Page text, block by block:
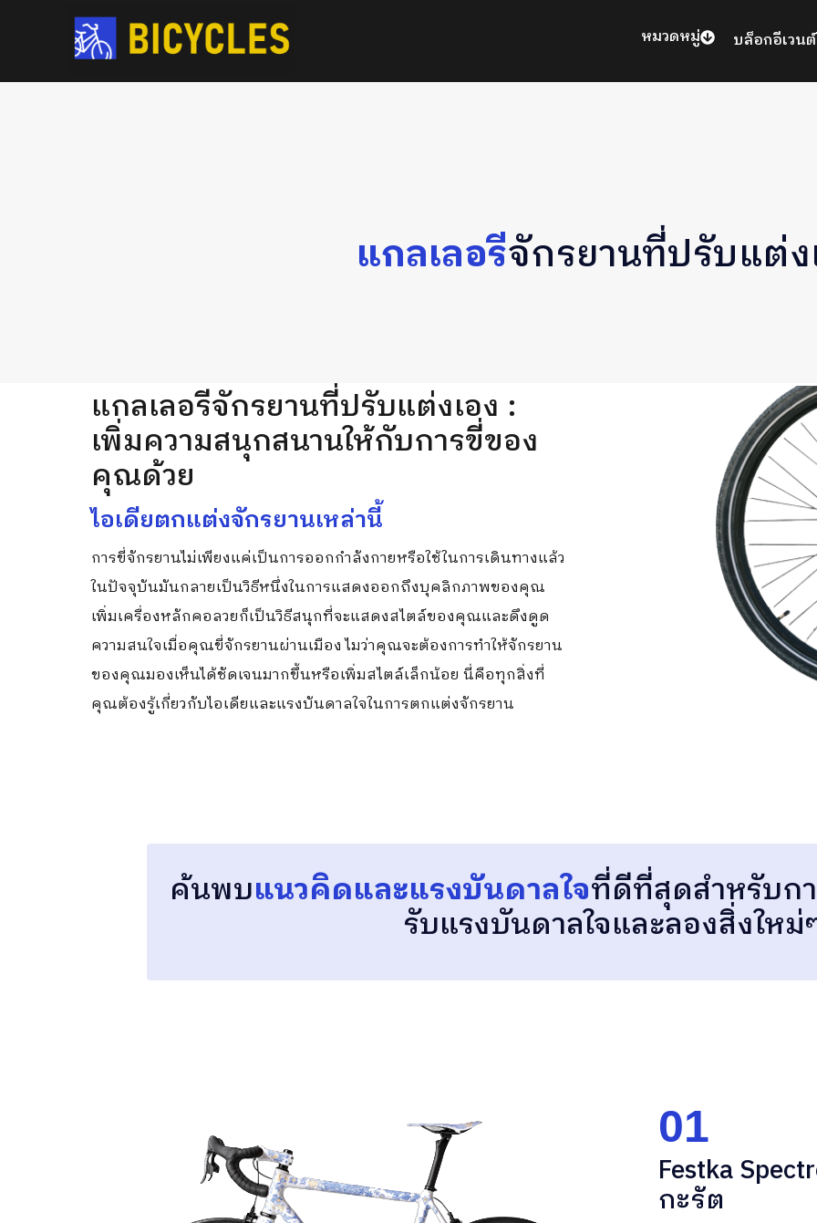
หมวดหมู่ บล็อกอีเวนต์
แกลเลอรีจักรยานที่ปรับแต่ง
แกลเลอรีจักรยานที่ปรับแต่งเอง :
เพิ่มความสนุกสนานให้กับการขี่ของ
คุณด้วย
ไอเดียตกแต่งจักรยานเหล่านี้
การขี่จักรยานไม่เพียงแค่เป็นการออกกำลังกายหรือใช้ในการเดินทางแล้ว
ในปัจจุบันมันกลายเป็นวิธีหนึ่งในการแสดงออกถึงบุคลิกภาพของคุณ
เพิ่มเครื่องหลักคอลวยก็เป็นวิธีสนุกที่จะแสดงสไตล์ของคุณและดึงดูด
ความสนใจเมื่อคุณขี่จักรยานผ่านเมือง ไมว่าคุณจะต้องการทำให้จักรยาน
ของคุณมองเห็นได้ชัดเจนมากขึ้นหรือเพิ่มสไตล์เล็กน้อย นี่คือทุกสิ่งที่
คุณต้องรู้เกี่ยวกับไอเดียและแรงบันดาลใจในการตกแต่งจักรยาน
ค้นพบแนวคิดและแรงบันดาลใจที่ดีที่สุดสำหรับก
รับแรงบันดาลใจและลองสิ่งใหม่
01
Festka
กะรัต